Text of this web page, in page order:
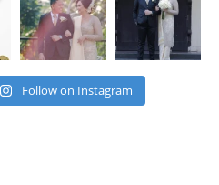
Follow on Instagram